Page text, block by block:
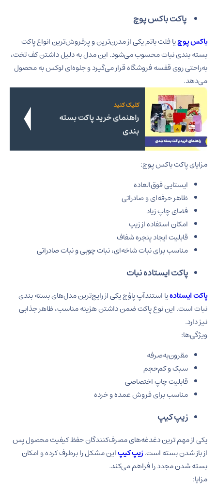
پاکت باکس پوچ
باکس پوچیا فلت باتم یکی از مدرن‌ترین و پرفروش‌ترین انواع پاکت
بسته بندی نبات محسوب می‌شود. این مدل به دلیل داشتن کف تخت،
به‌راحتی روی قفسه فروشگاه قرار می‌گیرد و جلوه‌ای لوکس به محصول
می‌دهد.
کلیک کنید
راهنمای خرید پاکت بسته
بندی
مزایای پاکت باکس پوچ:
ایستایی فوق‌العاده
ظاهر حرفه‌ای و صادراتی
فضای چاپ زیاد
امکان استفاده از زیپ
قابلیت ایجاد پنجره شفاف
مناسب برای نبات شاخه‌ای، نبات چوبی و نبات صادراتی
پاکت ایستاده نبات
پاکت ایستادهیا استندآپ پاؤچ یکی از رایج‌ترین مدل‌های بسته بندی
نبات است. این نوع پاکت ضمن داشتن هزینه مناسب، ظاهر جذابی
نیز دارد.
ویژگی‌ها:
مقرون‌به‌صرفه
سبک و کم‌حجم
قابلیت چاپ اختصاصی
مناسب برای فروش عمده و خرده
زیپ کیپ
یکی از مهم‌ ترین دغدغه‌های مصرف‌کنندگان حفظ کیفیت محصول پس
از باز شدن بسته است.زیپ کیپاین مشکل را برطرف کرده و امکان
بسته شدن مجدد را فراهم می‌کند.
مزایا: